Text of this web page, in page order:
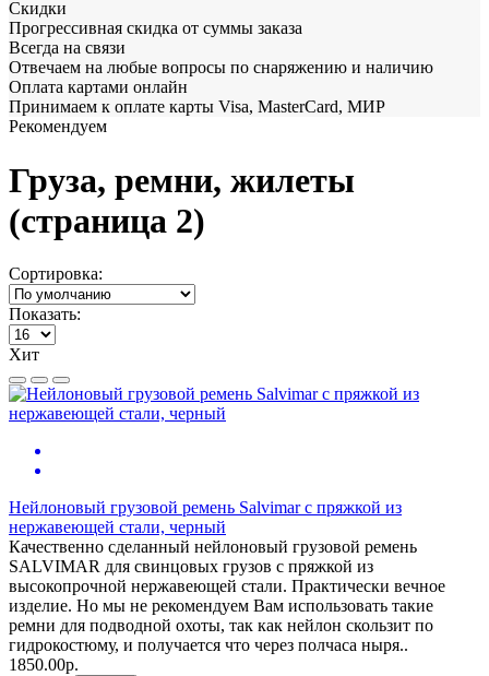
Скидки
Прогрессивная скидка от суммы заказа
Всегда на связи
Отвечаем на любые вопросы по снаряжению и наличию
Оплата картами онлайн
Принимаем к оплате карты Visa, MasterCard, МИР
Рекомендуем
Груза, ремни, жилеты
(страница 2)
Сортировка:
Показать:
Хит
Нейлоновый грузовой ремень Salvimar с пряжкой из
нержавеющей стали, черный
Качественно сделанный нейлоновый грузовой ремень
SALVIMAR для свинцовых грузов с пряжкой из
высокопрочной нержавеющей стали. Практически вечное
изделие. Но мы не рекомендуем Вам использовать такие
ремни для подводной охоты, так как нейлон скользит по
гидрокостюму, и получается что через полчаса ныря..
1850.00р.